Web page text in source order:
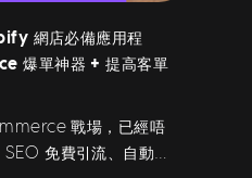
網店必備應用程
爆單神器 + 提高客單
戰場，已經唔
免費引流、自動化